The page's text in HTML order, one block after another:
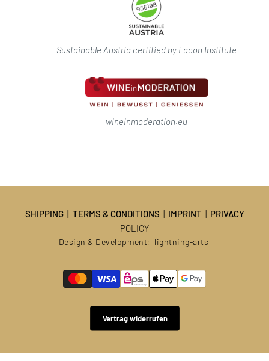
Sustainable Austria certified by Lacon Institute
wineinmoderation.eu
SHIPPING | TERMS & CONDITIONS | IMPRINT | PRIVACY
POLICY
Design & Development: lightning-arts
Vertrag widerrufen